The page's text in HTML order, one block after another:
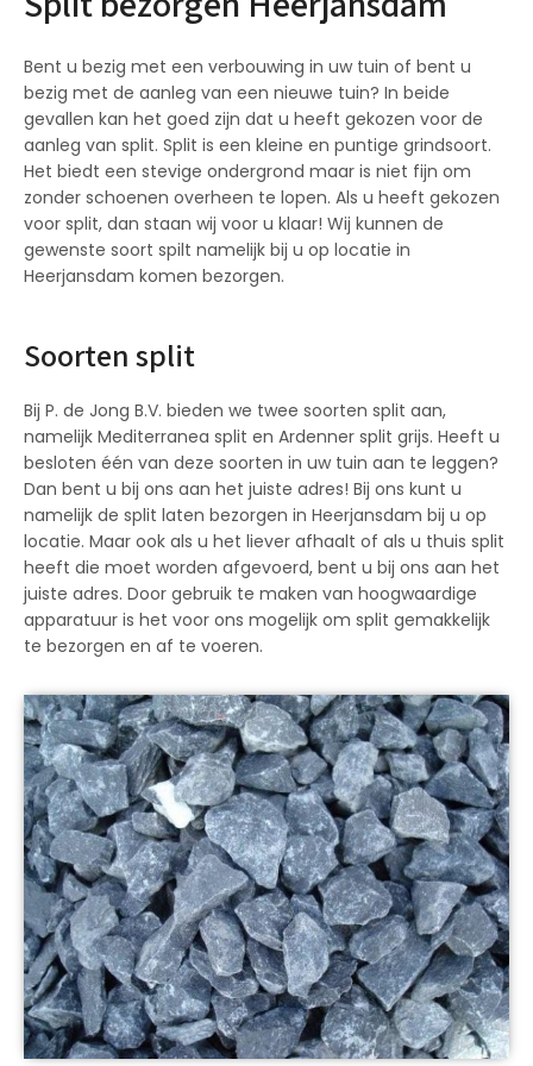
Bent u bezig met een verbouwing in uw tuin of bent u
bezig met de aanleg van een nieuwe tuin? In beide
gevallen kan het goed zijn dat u heeft gekozen voor de
aanleg van split. Split is een kleine en puntige grindsoort.
Het biedt een stevige ondergrond maar is niet fijn om
zonder schoenen overheen te lopen. Als u heeft gekozen
voor split, dan staan wij voor u klaar! Wij kunnen de
gewenste soort spilt namelijk bij u op locatie in
Heerjansdam komen bezorgen.
Soorten split
Bij P. de Jong B.V. bieden we twee soorten split aan,
namelijk Mediterranea split en Ardenner split grijs. Heeft u
besloten één van deze soorten in uw tuin aan te leggen?
Dan bent u bij ons aan het juiste adres! Bij ons kunt u
namelijk de split laten bezorgen in Heerjansdam bij u op
locatie. Maar ook als u het liever afhaalt of als u thuis split
heeft die moet worden afgevoerd, bent u bij ons aan het
juiste adres. Door gebruik te maken van hoogwaardige
apparatuur is het voor ons mogelijk om split gemakkelijk
te bezorgen en af te voeren.